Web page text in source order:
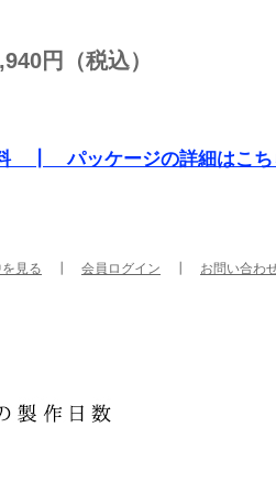
円（税込）
┃ パッケージの詳細はこち
見る 会員ログイン お問い合わ